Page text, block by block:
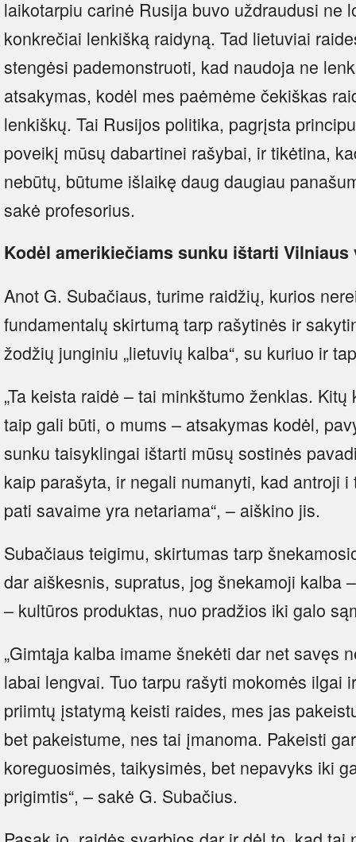
laikotarpiu carinė Rusija buvo uždraudusi ne
konkrečiai lenkišką raidyną. Tad lietuviai
stengėsi pademonstruoti, kad naudoja ne
atsakymas, kodėl mes paėmėme čekiškas
lenkiškų. Tai Rusijos politika, pagrįsta
poveikį mūsų dabartinei rašybai, ir tikėtina,
nebūtų, būtume išlaikę daug daugiau
sakė profesorius.
Kodėl amerikiečiams sunku ištarti Vilniaus
Anot G. Subačiaus, turime raidžių, kurios
fundamentalų skirtumą tarp rašytinės ir
žodžių junginiu „lietuvių kalba“, su kuriuo ir
„Ta keista raidė – tai minkštumo ženklas.
taip gali būti, o mums – atsakymas kodėl,
sunku taisyklingai ištarti mūsų sostinės
kaip parašyta, ir negali numanyti, kad antroji
pati savaime yra netariama“, – aiškino jis.
Subačiaus teigimu, skirtumas tarp
dar aiškesnis, supratus, jog šnekamoji kalba
– kultūros produktas, nuo pradžios iki galo
„Gimtąja kalba imame šnekėti dar net savęs
labai lengvai. Tuo tarpu rašyti mokomės ilgai
priimtų įstatymą keisti raides, mes jas
bet pakeistume, nes tai įmanoma. Pakeisti
koreguosimės, taikysimės, bet nepavyks iki
prigimtis“, – sakė G. Subačius.